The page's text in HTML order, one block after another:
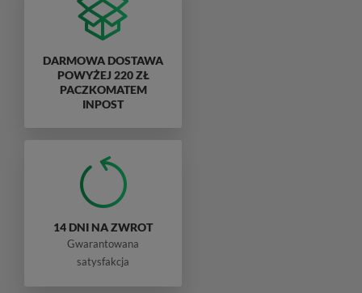
DARMOWA DOSTAWA
POWYŻEJ 220 ZŁ
PACZKOMATEM
INPOST
14 DNI NA ZWROT
Gwarantowana
satysfakcja